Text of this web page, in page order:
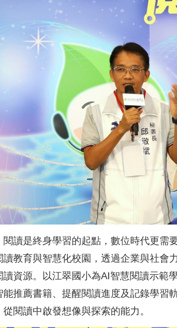
閱讀是終身學習的起點，數位時代更需
讀教育與智慧化校園，透過企業與社會
讀資源。以江翠國小為AI智慧閱讀示範
能推薦書籍、提醒閱讀進度及記錄學習
閱讀中啟發想像與探索的能力。